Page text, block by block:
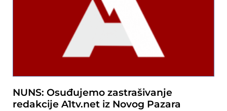
NUNS: Osuđujemo zastrašivanje
redakcije A1tv.net iz Novog Pazara